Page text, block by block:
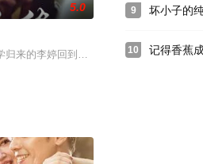
木斯市进行拍摄，结合当地
亡，由叔婶养大，但叔婶却因贪财而将她
5.0
归来的李婷回到有着瓷都之称的德化县，
9 坏小子的
10 记得香蕉